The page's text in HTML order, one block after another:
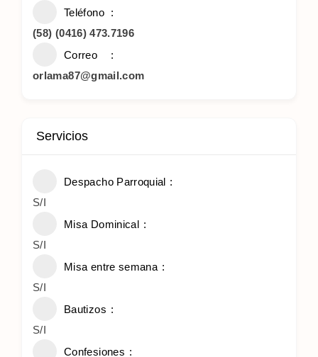
Teléfono
(58) (0416) 473.7196
Correo
orlama87@gmail.com
Servicios
Despacho Parroquial
S/I
Misa Dominical
S/I
Misa entre semana
S/I
Bautizos
S/I
Confesiones